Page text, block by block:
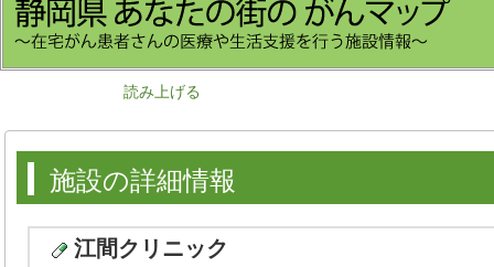
読み上げる
施設の詳細情報
江間クリニック